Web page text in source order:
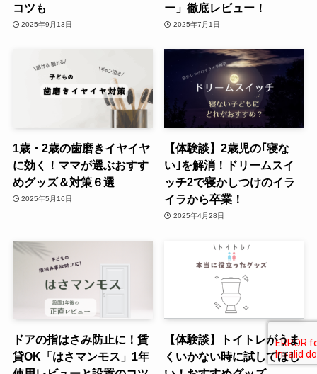
コツも
2025年9月13日
ー」徹底レビュー！
2025年7月1日
1歳・2歳の歯磨きイヤイヤ
に効く！ママが選ぶおすす
めグッズ＆対策６選
2025年5月16日
【体験談】2歳児の｢寝な
い｣を解消！ドリームスイ
ッチ2で寝かしつけのイラ
イラから卒業！
2025年4月28日
ドアの指はさみ防止に！賃
貸OK「はさマンモス」1年
【体験談】トイトレがうま
くいかない時に試してほし